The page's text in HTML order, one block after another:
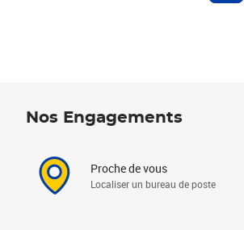
Nos Engagements
Proche de vous
Localiser un bureau de poste